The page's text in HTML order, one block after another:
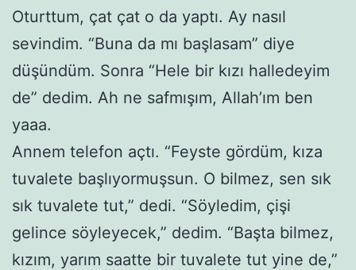
Oturttum, çat çat o da yaptı. Ay nasıl
sevindim. “Buna da mı başlasam” diye
düşündüm. Sonra “Hele bir kızı halledeyim
de” dedim. Ah ne safmışım, Allah’ım ben
yaaa.
Annem telefon açtı. “Feyste gördüm, kıza
tuvalete başlıyormuşsun. O bilmez, sen sık
sık tuvalete tut,” dedi. “Söyledim, çişi
gelince söyleyecek,” dedim. “Başta bilmez,
kızım, yarım saatte bir tuvalete tut yine de,”